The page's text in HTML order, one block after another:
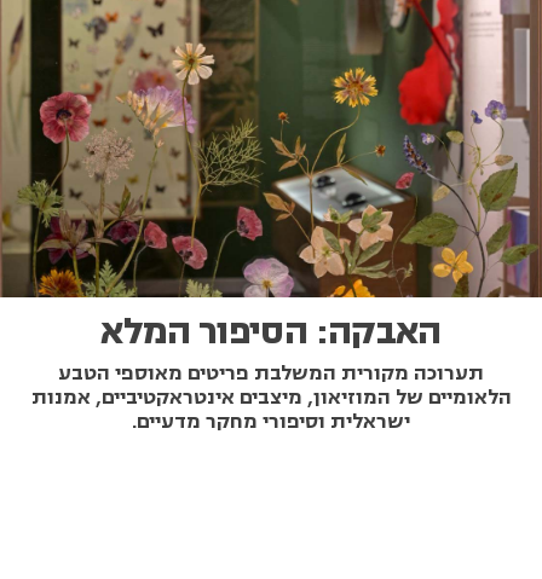
האבקה: הסיפור המלא
תערוכה מקורית המשלבת פריטים מאוספי הטבע
הלאומיים של המוזיאון, מיצבים אינטראקטיביים, אמנות
ישראלית וסיפורי מחקר מדעיים.